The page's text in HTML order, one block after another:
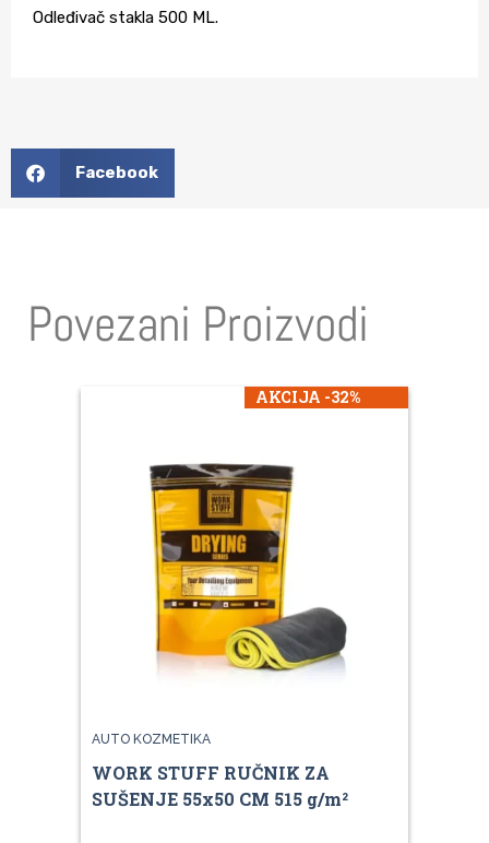
Odleđivač stakla 500 ML.
Facebook
Povezani Proizvodi
AKCIJA -32%
AUTO KOZMETIKA
WORK STUFF RUČNIK ZA
SUŠENJE 55x50 CM 515 g/m²